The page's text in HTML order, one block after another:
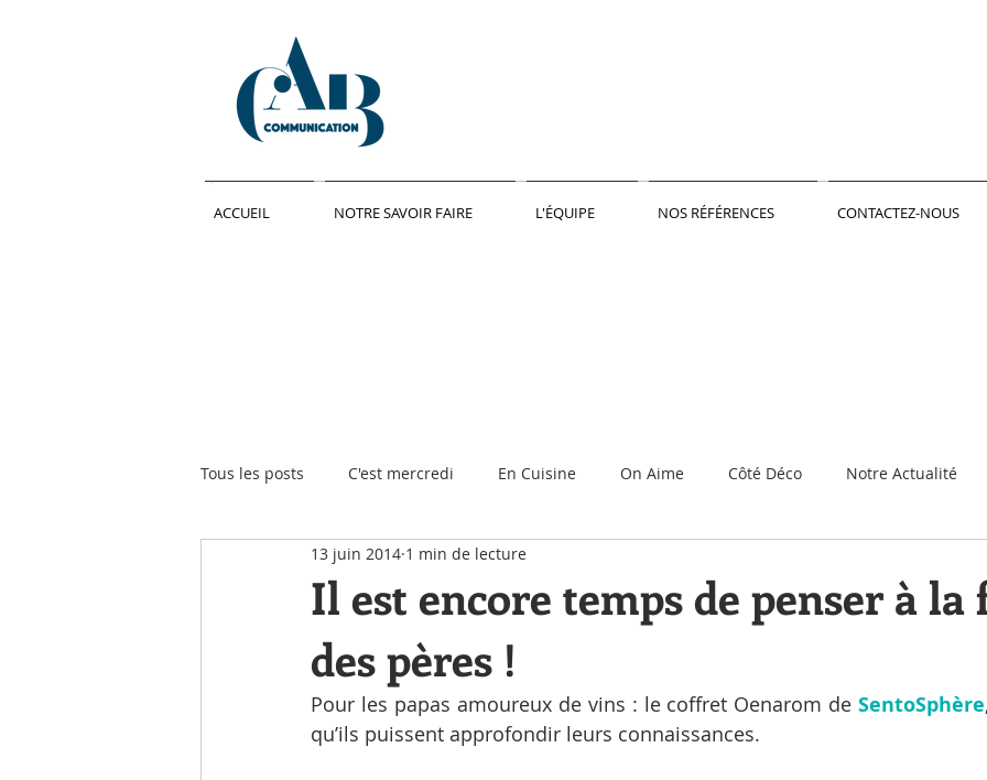
ACCUEIL NOTRE SAVOIR FAIRE L'ÉQUIPE NOS RÉFÉRENCES CONTACTEZ-NOUS
Tous les posts C'est mercredi En Cuisine On Aime Côté Déco Notre Actualité
Notre Actualité
Il est encore temps de penser à la
des pères !
13 juin 2014 1 min de lecture
Pour les papas amoureux de vins : le coffret Oenarom de SentoSphère
qu’ils puissent approfondir leurs connaissances.